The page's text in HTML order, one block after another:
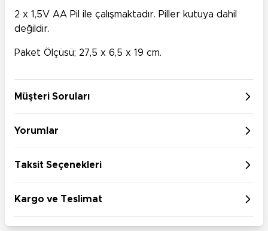
2 x 1,5V AA Pil ile çalışmaktadır. Piller kutuya dahil
değildir.
Paket Ölçüsü; 27,5 x 6,5 x 19 cm.
Müşteri Soruları
Yorumlar
Taksit Seçenekleri
Kargo ve Teslimat